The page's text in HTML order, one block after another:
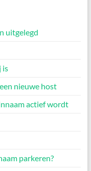
uitgelegd
is
nieuwe host
actief wordt
parkeren?